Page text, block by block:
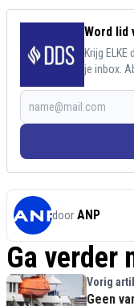
Word lid
Krijg
je inbox.
door ANP
Ga verder
Vorig
Geen